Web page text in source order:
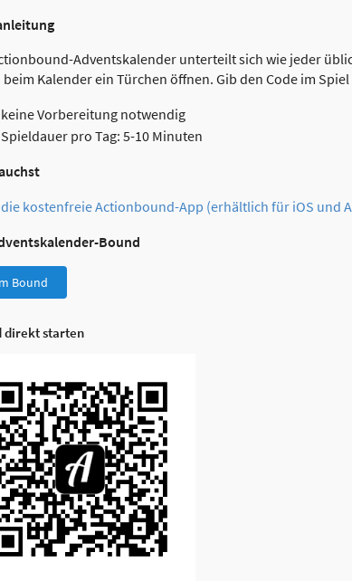
Adventskalender unterteilt sich wie jeder
Kalender ein Türchen öffnen. Gib den Code im
keine Vorbereitung notwendig
Spieldauer pro Tag: 5-10 Minuten
die kostenfreie Actionbound-App (erhältlich für iOS und
Bound
Bound
direkt starten